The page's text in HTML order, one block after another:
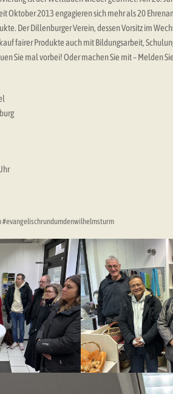
Oktober 2013 engagieren sich mehr als 20
Der Dillenburger Verein, dessen Vorsitz im
fairer Produkte auch mit Bildungsarbeit,
Sie mal vorbei! Oder machen Sie mit – Melden